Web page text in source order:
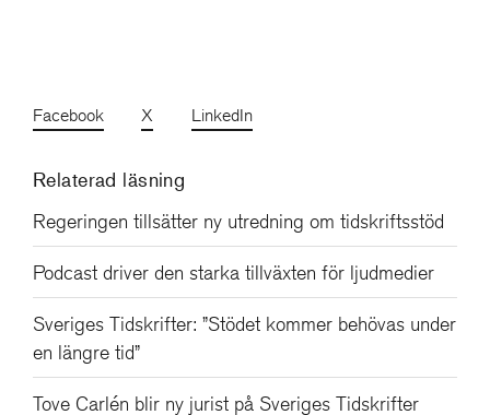
Facebook X LinkedIn
Relaterad läsning
Regeringen tillsätter ny utredning om tidskriftsstöd
Podcast driver den starka tillväxten för ljudmedier
Sveriges Tidskrifter: ”Stödet kommer behövas under
en längre tid”
Tove Carlén blir ny jurist på Sveriges Tidskrifter